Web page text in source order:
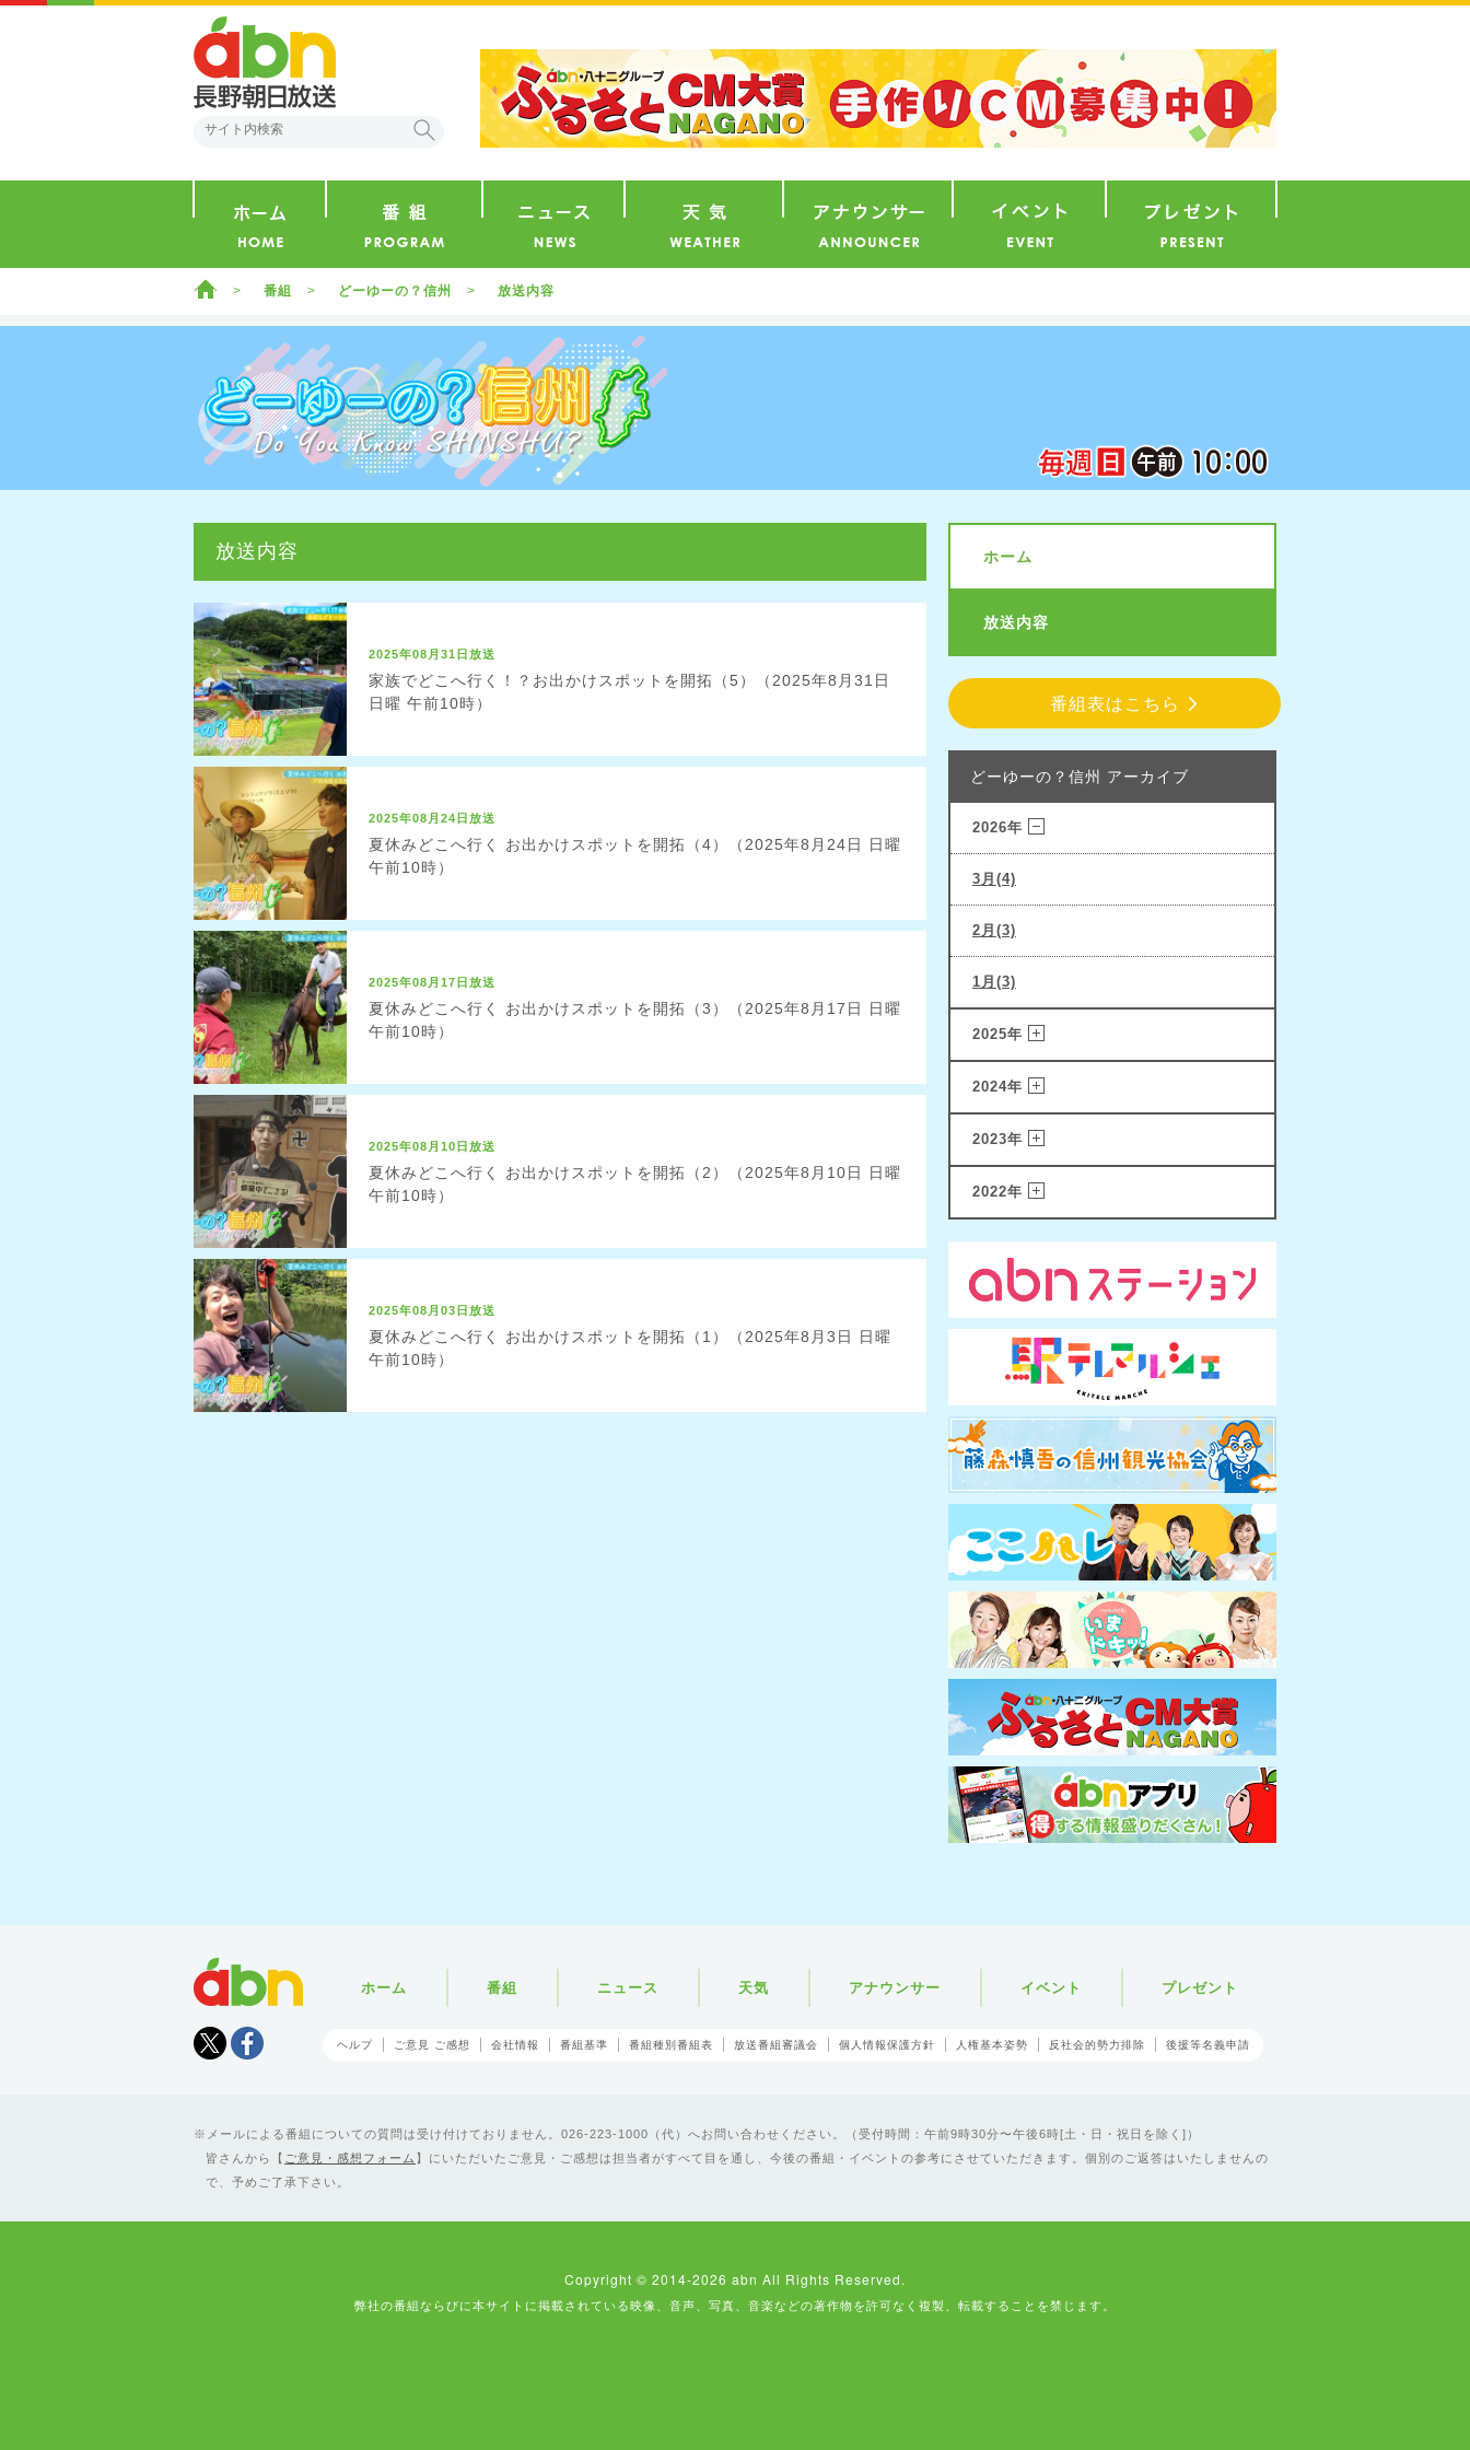
ホーム 番組 どーゆーの？信州 放送内容
放送内容
2025年08月31日放送
家族でどこへ行く！？お出かけスポットを開拓（5）（2025年8月31日
日曜 午前10時）
2025年08月24日放送
夏休みどこへ行く お出かけスポットを開拓（4）（2025年8月24日 日曜
午前10時）
2025年08月17日放送
夏休みどこへ行く お出かけスポットを開拓（3）（2025年8月17日 日曜
午前10時）
2025年08月10日放送
夏休みどこへ行く お出かけスポットを開拓（2）（2025年8月10日 日曜
午前10時）
2025年08月03日放送
夏休みどこへ行く お出かけスポットを開拓（1）（2025年8月3日 日曜
午前10時）
ホーム
放送内容
番組表はこちら
どーゆーの？信州 アーカイブ
2026年
3月(4)
2月(3)
1月(3)
2025年
2024年
2023年
2022年
Tweet
ホーム 番組 ニュース 天気 アナウンサー イベント プレゼント
ヘルプ ご意見 ご感想 会社情報 番組基準 番組種別番組表 放送番組審議会 個人情報保護方針 人権基本姿勢 反社会的勢力排除 後援等名義申請
メールによる番組についての質問は受け付けておりません。026-223-1000（代）へお問い合わせください。（受付時間：午前9時30分〜午後6時[土・日・祝日を除く]）
皆さんから【 ご意見・感想フォーム 】にいただいたご意見・ご感想は担当者がすべて目を通し、今後の番組・イベントの参考にさせていただきます。個別のご返答はいたしませんの
で、予めご了承下さい。
Copyright © 2014-2026 abn All Rights Reserved.
弊社の番組ならびに本サイトに掲載されている映像、音声、写真、音楽などの著作物を許可なく複製、転載することを禁じます。